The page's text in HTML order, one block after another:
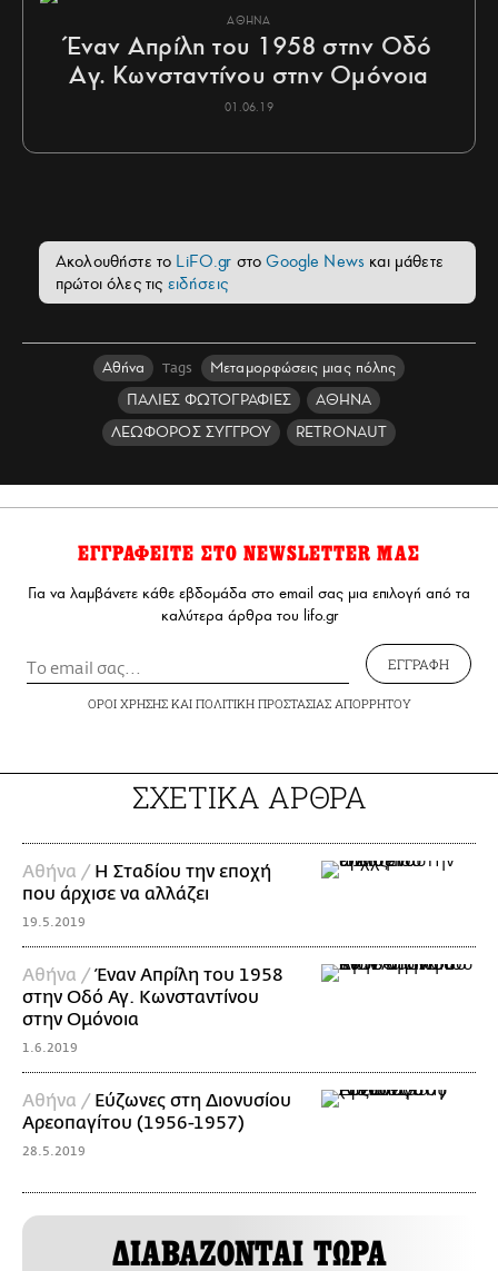
ΑΘΗΝΑ
Έναν Απρίλη του 1958 στην Οδό
Αγ. Κωνσταντίνου στην Ομόνοια
01.06.19
Ακολουθήστε το LiFO.gr στοGoogle News και μάθετε
πρώτοι όλες τις ειδήσεις
Αθήνα Tags
Μεταμορφώσεις μιας πόλης
ΠΑΛΙΕΣ ΦΩΤΟΓΡΑΦΙΕΣ
ΑΘΗΝΑ
ΛΕΩΦΟΡΟΣ ΣΥΓΓΡΟΥ
RETRONAUT
ΕΓΓΡΑΦΕΙΤΕ ΣΤΟ NEWSLETTER ΜΑΣ
Για να λαμβάνετε κάθε εβδομάδα στο email σας μια επιλογή από τα
καλύτερα άρθρα του lifo.gr
ΕΓΓΡΑΦΗ
ΟΡΟΙ ΧΡΗΣΗΣΚΑΙ ΠΟΛΙΤΙΚΗ ΠΡΟΣΤΑΣΙΑΣ ΑΠΟΡΡΗΤΟΥ
ΣΧΕΤΙΚΑ ΑΡΘΡΑ
Αθήνα / Η Σταδίου την εποχή
που άρχισε να αλλάζει
19.5.2019
Αθήνα /Έναν Απρίλη του 1958
στην Οδό Αγ. Κωνσταντίνου
στην Ομόνοια
1.6.2019
Αθήνα / Εύζωνες στη Διονυσίου
Αρεοπαγίτου (1956-1957)
28.5.2019
ΔΙΑΒΑΖΟΝΤΑΙ ΤΩΡΑ